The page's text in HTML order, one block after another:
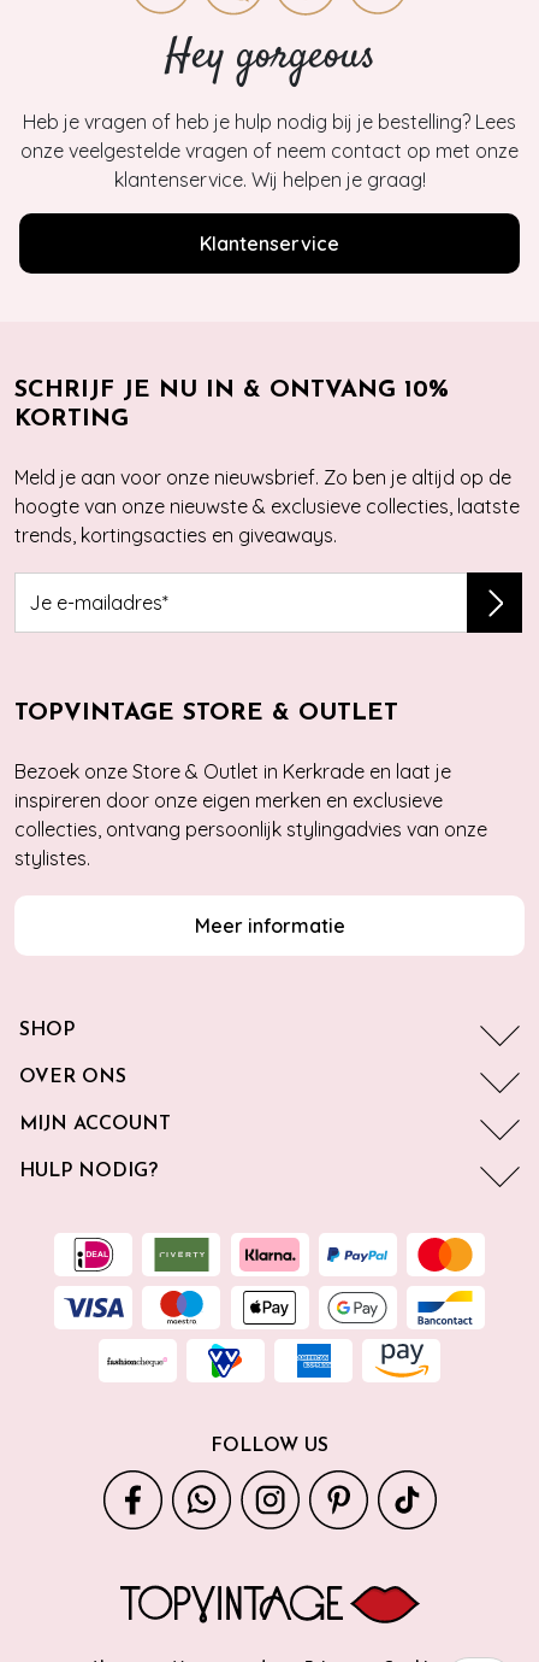
Hey gorgeous
Heb je vragen of heb je hulp nodig bij je bestelling? Lees
onze veelgestelde vragen of neem contact op met onze
klantenservice. Wij helpen je graag!
Klantenservice
SCHRIJF JE NU IN & ONTVANG 10%
KORTING
Meld je aan voor onze nieuwsbrief. Zo ben je altijd op de
hoogte van onze nieuwste & exclusieve collecties, laatste
trends, kortingsacties en giveaways.
TOPVINTAGE STORE & OUTLET
Bezoek onze Store & Outlet in Kerkrade en laat je
inspireren door onze eigen merken en exclusieve
collecties, ontvang persoonlijk stylingadvies van onze
stylistes.
Meer informatie
SHOP
OVER ONS
MIJN ACCOUNT
HULP NODIG?
FOLLOW US